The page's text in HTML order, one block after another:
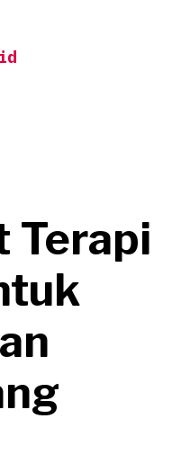
Terapi